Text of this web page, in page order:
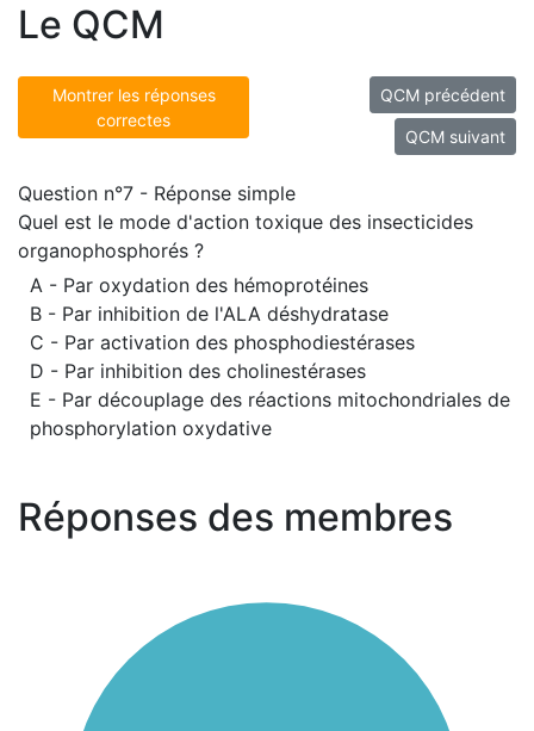
Le QCM
Montrer les réponses
correctes
QCM précédent
QCM suivant
Question n°7 - Réponse simple
Quel est le mode d'action toxique des insecticides
organophosphorés ?
A - Par oxydation des hémoprotéines
B - Par inhibition de l'ALA déshydratase
C - Par activation des phosphodiestérases
D - Par inhibition des cholinestérases
E - Par découplage des réactions mitochondriales de
phosphorylation oxydative
Réponses des membres